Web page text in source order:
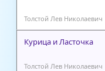
Толстой Лев Николаевич
Курица и Ласточка
Толстой Лев Николаевич